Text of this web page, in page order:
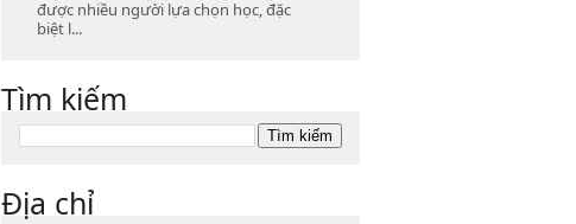
được nhiều người lựa chọn học, đặc
biệt l...
Tìm kiếm
Địa chỉ